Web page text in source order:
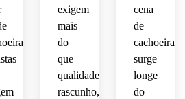
enquadramento
cinematográfico
noturno.
iluminação
alto
detalhamento,
ultra-
detalhada,
composição
exigem
mais
do
que
qualidade
rascunho,
cena
de
cachoeira
surge
longe
do